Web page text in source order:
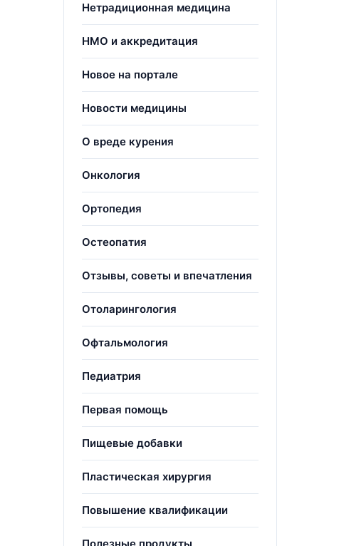
Нетрадиционная медицина
НМО и аккредитация
Новое на портале
Новости медицины
О вреде курения
Онкология
Ортопедия
Остеопатия
Отзывы, советы и впечатления
Отоларингология
Офтальмология
Педиатрия
Первая помощь
Пищевые добавки
Пластическая хирургия
Повышение квалификации